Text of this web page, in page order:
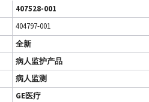
407528-001
404797-001
全新
病人监护产品
病人监测
GE医疗